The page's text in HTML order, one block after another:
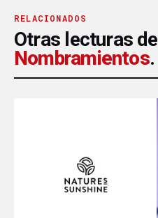
RELACIONADOS
Otras lecturas de
Nombramientos.